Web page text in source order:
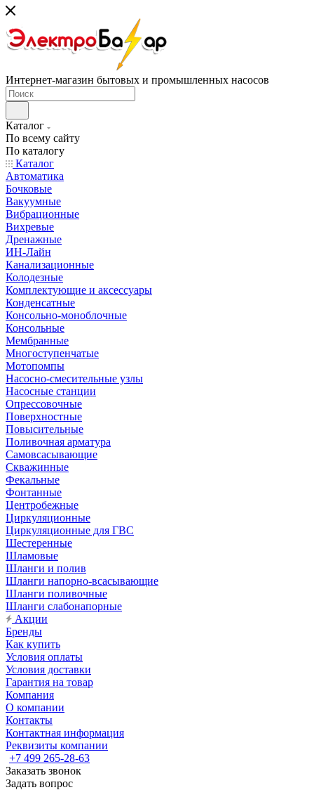
Интернет-магазин бытовых и промышленных насосов
Каталог
По всему сайту
По каталогу
Каталог
Автоматика
Бочковые
Вакуумные
Вибрационные
Вихревые
Дренажные
ИН-Лайн
Канализационные
Колодезные
Комплектующие и аксессуары
Конденсатные
Консольно-моноблочные
Консольные
Мембранные
Многоступенчатые
Мотопомпы
Насосно-смесительные узлы
Насосные станции
Опрессовочные
Поверхностные
Повысительные
Поливочная арматура
Самовсасывающие
Скважинные
Фекальные
Фонтанные
Центробежные
Циркуляционные
Циркуляционные для ГВС
Шестеренные
Шламовые
Шланги и полив
Шланги напорно-всасывающие
Шланги поливочные
Шланги слабонапорные
Акции
Бренды
Как купить
Условия оплаты
Условия доставки
Гарантия на товар
Компания
О компании
Контакты
Контактная информация
Реквизиты компании
+7 499 265-28-63
Заказать звонок
Задать вопрос